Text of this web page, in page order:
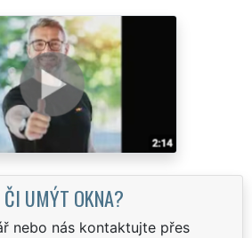
UMÝT OKNA?
nebo nás kontaktujte přes